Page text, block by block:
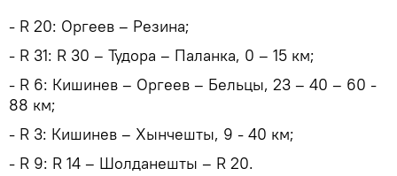
- R 20: Оргеев – Резина;
- R 31: R 30 – Тудора – Паланка, 0 – 15 км;
- R 6: Кишинев – Оргеев – Бельцы, 23 – 40 – 60 -
88 км;
- R 3: Кишинев – Хынчешты, 9 - 40 км;
- R 9: R 14 – Шолданешты – R 20.